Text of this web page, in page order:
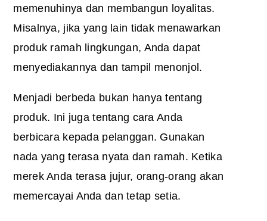
memenuhinya dan membangun loyalitas.
Misalnya, jika yang lain tidak menawarkan
produk ramah lingkungan, Anda dapat
menyediakannya dan tampil menonjol.
Menjadi berbeda bukan hanya tentang
produk. Ini juga tentang cara Anda
berbicara kepada pelanggan. Gunakan
nada yang terasa nyata dan ramah. Ketika
merek Anda terasa jujur, orang-orang akan
memercayai Anda dan tetap setia.